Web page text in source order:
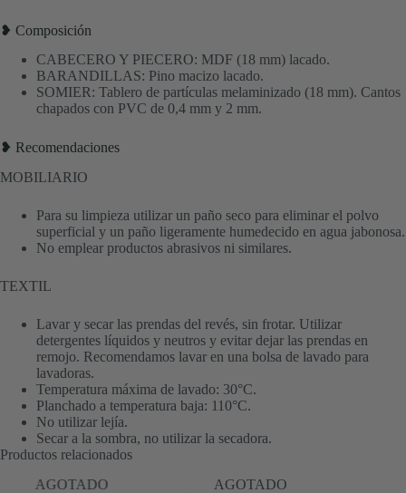
❥ Composición
CABECERO Y PIECERO: MDF (18 mm) lacado.
BARANDILLAS: Pino macizo lacado.
SOMIER: Tablero de partículas melaminizado (18 mm). Cantos
chapados con PVC de 0,4 mm y 2 mm.
❥ Recomendaciones
MOBILIARIO
Para su limpieza utilizar un paño seco para eliminar el polvo
superficial y un paño ligeramente humedecido en agua jabonosa.
No emplear productos abrasivos ni similares.
TEXTIL
Lavar y secar las prendas del revés, sin frotar. Utilizar
detergentes líquidos y neutros y evitar dejar las prendas en
remojo. Recomendamos lavar en una bolsa de lavado para
lavadoras.
Temperatura máxima de lavado: 30°C.
Planchado a temperatura baja: 110°C.
No utilizar lejía.
Secar a la sombra, no utilizar la secadora.
Productos relacionados
AGOTADO AGOTADO